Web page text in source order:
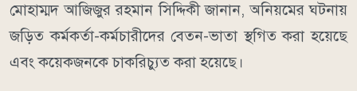
মোহাম্মদ আজিজুর রহমান সিদ্দিকী জানান, অনিয়মের ঘটনায়
জড়িত কর্মকর্তা-কর্মচারীদের বেতন-ভাতা স্থগিত করা হয়েছে
এবং কয়েকজনকে চাকরিচ্যুত করা হয়েছে।